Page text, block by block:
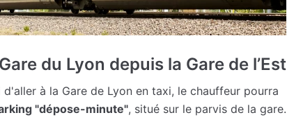
du Lyon depuis la Gare de l’Est
à la Gare de Lyon en taxi, le chauffeur pourra
"dépose-minute", situé sur le parvis de la gare.